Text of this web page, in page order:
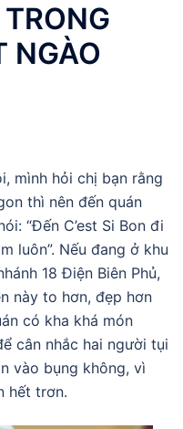
NGÀO
mình hỏi chị bạn rằng
thì nên đến quán
“Đến C’est Si Bon đi
luôn”. Nếu đang ở khu
18 Điện Biên Phủ,
này to hơn, đẹp hơn
có kha khá món
cân nhắc hai người tụi
vào bụng không, vì
hết trơn.